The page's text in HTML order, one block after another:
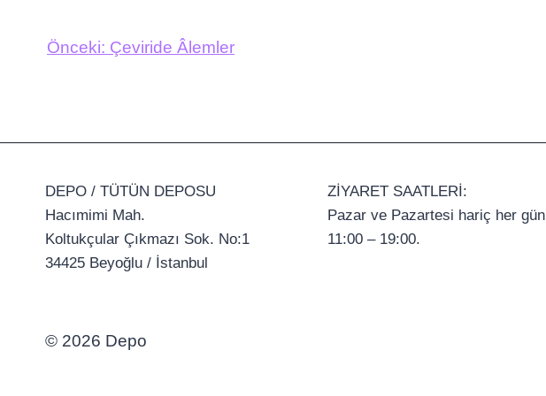
Önceki: Çeviride Âlemler
DEPO / TÜTÜN DEPOSU
Hacımimi Mah.
Koltukçular Çıkmazı Sok. No:1
34425 Beyoğlu / İstanbul
ZİYARET SAATLERİ:
Pazar ve Pazartesi hariç her gün
11:00 – 19:00.
© 2026 Depo